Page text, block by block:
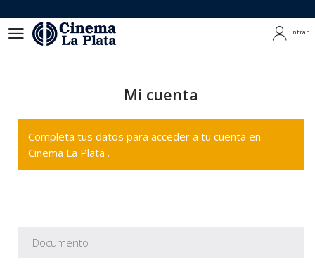
Entrar
Mi cuenta
Completa tus datos para acceder a tu cuenta en
Cinema La Plata .